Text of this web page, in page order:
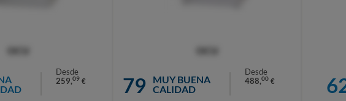
Desde
259,09 € 79
MUY BUENA
CALIDAD
Desde
488,00 €